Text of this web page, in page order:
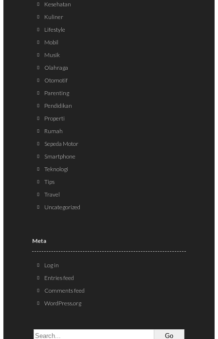
Kesehatan
Kuliner
Lifestyle
Mobil
Musik
Olahraga
Otomotif
Parenting
Pendidikan
Properti
Rumah
Sepeda Motor
Smartphone
Teknologi
Tips
Travel
Uncategorized
Meta
Log in
Entries feed
Comments feed
WordPress.org